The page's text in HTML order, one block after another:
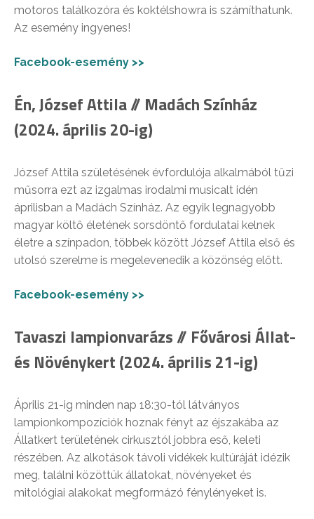
motoros találkozóra és koktélshowra is számíthatunk.
Az esemény ingyenes!
Facebook-esemény >>
Én, József Attila // Madách Színház
(2024. április 20-ig)
József Attila születésének évfordulója alkalmából tűzi
műsorra ezt az izgalmas irodalmi musicalt idén
áprilisban a Madách Színház. Az egyik legnagyobb
magyar költő életének sorsdöntő fordulatai kelnek
életre a színpadon, többek között József Attila első és
utolsó szerelme is megelevenedik a közönség előtt.
Facebook-esemény >>
Tavaszi lampionvarázs // Fővárosi Állat-
és Növénykert (2024. április 21-ig)
Április 21-ig minden nap 18:30-tól látványos
lampionkompozíciók hoznak fényt az éjszakába az
Állatkert területének cirkusztól jobbra eső, keleti
részében. Az alkotások távoli vidékek kultúráját idézik
meg, találni közöttük állatokat, növényeket és
mitológiai alakokat megformázó fénylényeket is.